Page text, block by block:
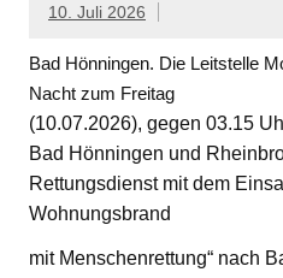
10. Juli 2026
Bad Hönningen. Die Leitstelle
Nacht zum Freitag
(10.07.2026), gegen 03.15
Bad Hönningen und
Rettungsdienst mit dem
Wohnungsbrand
mit Menschenrettung“ nach